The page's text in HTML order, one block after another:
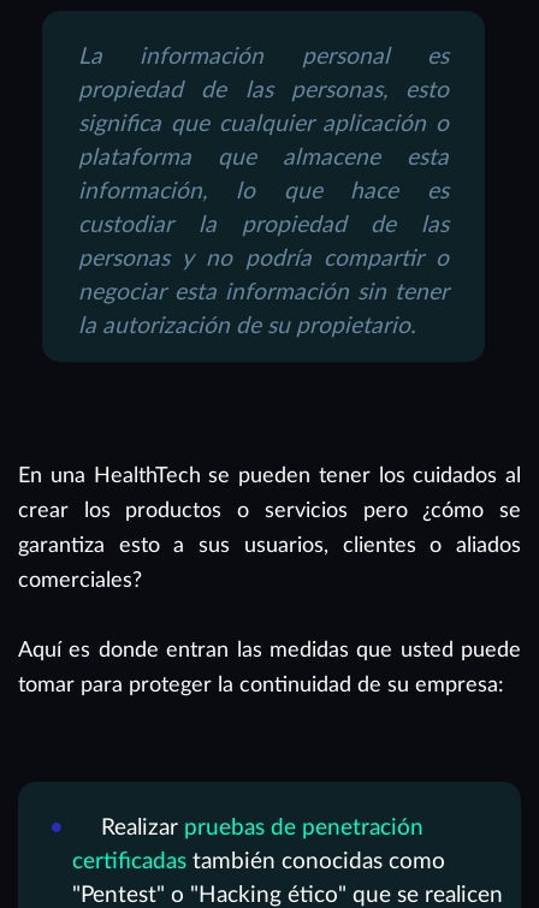
La información personal es
propiedad de las personas, esto
significa que cualquier aplicación o
plataforma que almacene esta
información, lo que hace es
custodiar la propiedad de las
personas y no podría compartir o
negociar esta información sin tener
la autorización de su propietario.
En una HealthTech se pueden tener los cuidados al
crear los productos o servicios pero ¿cómo se
garantiza esto a sus usuarios, clientes o aliados
comerciales?
Aquí es donde entran las medidas que usted puede
tomar para proteger la continuidad de su empresa:
Realizar pruebas de penetración
certificadas también conocidas como
"Pentest" o "Hacking ético" que se realicen